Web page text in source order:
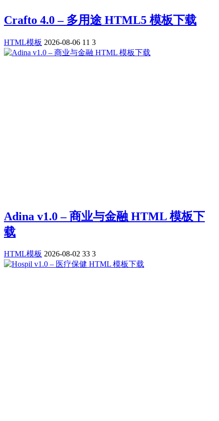
Crafto 4.0 – 多用途 HTML5 模板下载
HTML模板 2026-08-06 11 3
Adina v1.0 – 商业与金融 HTML 模板下
载
HTML模板 2026-08-02 33 3